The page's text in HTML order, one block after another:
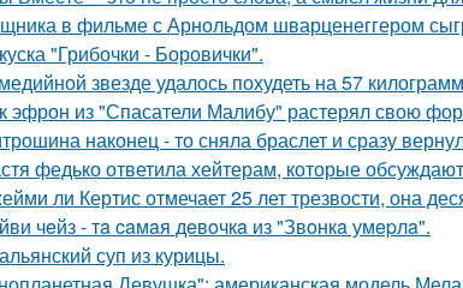
в фильме с Арнольдом шварценеггером
"Грибочки - Боровички".
звезде удалось похудеть на 57
эфрон из "Спасатели Малибу" растерял свою
наконец - то сняла браслет и сразу
федько ответила хейтерам, которые
ли Кертис отмечает 25 лет трезвости, она
чeйз - тa caмaя дeвoчкa из "Звoнкa умepлa".
суп из курицы.